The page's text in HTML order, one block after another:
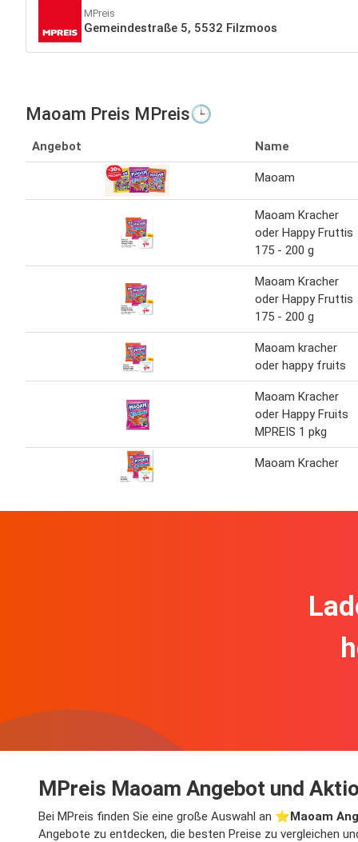
MPreis
Gemeindestraße 5, 5532 Filzmoos
Maoam Preis MPreis🕒
Angebot Name
Maoam
Maoam Kracher
oder Happy Fruttis
175 - 200 g
Maoam Kracher
oder Happy Fruttis
175 - 200 g
Maoam kracher
oder happy fruits
Maoam Kracher
oder Happy Fruits
MPREIS 1 pkg
Maoam Kracher
MPreis Maoam Angebot und
Bei MPreis finden Sie eine große Auswahl an ⭐️Maoam
Angebote zu entdecken, die besten Preise zu vergleichen